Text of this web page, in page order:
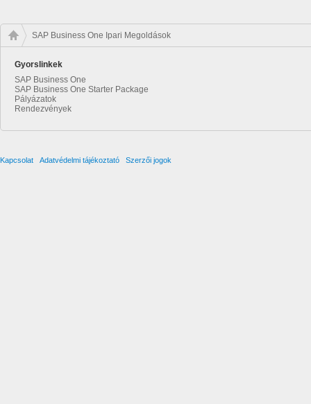
SAP Business One Ipari Megoldások
Gyorslinkek
SAP Business One
SAP Business One Starter Package
Pályázatok
Rendezvények
Kapcsolat Adatvédelmi tájékoztató Szerzői jogok